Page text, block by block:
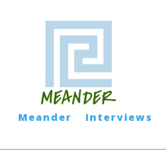
Meander Interviews